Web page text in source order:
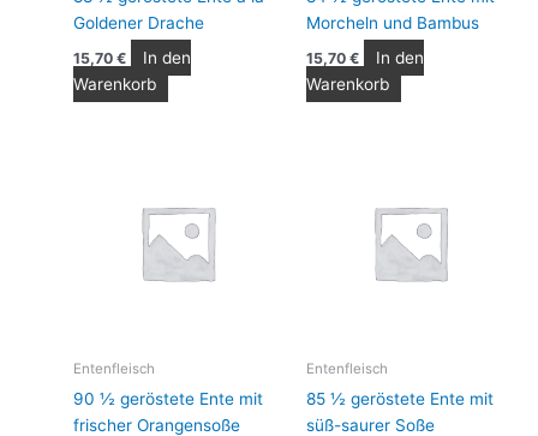
Goldener Drache
15,70€
In den
Warenkorb
Morcheln und Bambus
15,70 €
In den
Warenkorb
Entenfleisch
90 ½ geröstete Ente mit
frischer Orangensoße
Entenfleisch
85 ½ geröstete Ente mit
süß-saurer Soße